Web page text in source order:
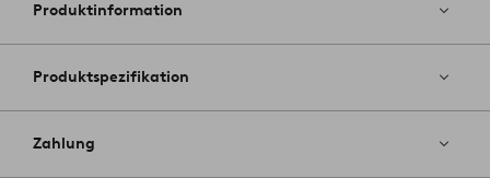
Produktinformation
Produktspezifikation
Zahlung